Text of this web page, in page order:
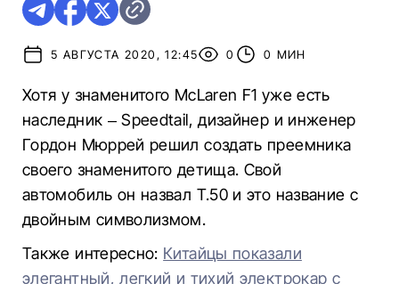
5 АВГУСТА 2020, 12:45 0 0 МИН
Хотя у знаменитого McLaren F1 уже есть
наследник – Speedtail, дизайнер и инженер
Гордон Мюррей решил создать преемника
своего знаменитого детища. Свой
автомобиль он назвал T.50 и это название с
двойным символизмом.
Также интересно: Китайцы показали
элегантный, легкий и тихий электрокар с